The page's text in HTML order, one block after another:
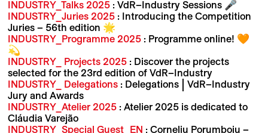
INDUSTRY_Talks 2025: VdR–Industry Sessions 🎤
INDUSTRY_Juries 2025: Introducing the Competition
Juries – 56th edition 🌟
INDUSTRY_Programme 2025: Programme online! 🧡
💫
INDUSTRY_ Projects 2025: Discover the projects
selected for the 23rd edition of VdR–Industry
INDUSTRY_ Delegations: Delegations | VdR–Industry
Jury and Awards
INDUSTRY_Atelier 2025: Atelier 2025 is dedicated to
Cláudia Varejão
INDUSTRY_Special Guest_EN : Corneliu Porumboiu –